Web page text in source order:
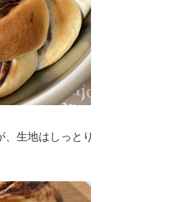
、生地はしっとり